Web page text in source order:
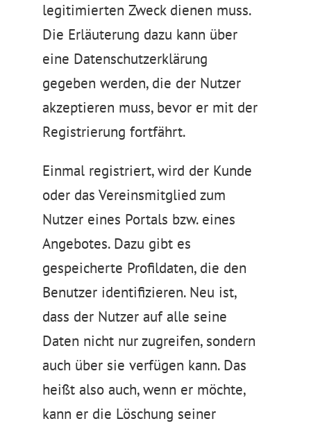
legitimierten Zweck dienen muss.
Die Erläuterung dazu kann über
eine Datenschutzerklärung
gegeben werden, die der Nutzer
akzeptieren muss, bevor er mit der
Registrierung fortfährt.
Einmal registriert, wird der Kunde
oder das Vereinsmitglied zum
Nutzer eines Portals bzw. eines
Angebotes. Dazu gibt es
gespeicherte Profildaten, die den
Benutzer identifizieren. Neu ist,
dass der Nutzer auf alle seine
Daten nicht nur zugreifen, sondern
auch über sie verfügen kann. Das
heißt also auch, wenn er möchte,
kann er die Löschung seiner